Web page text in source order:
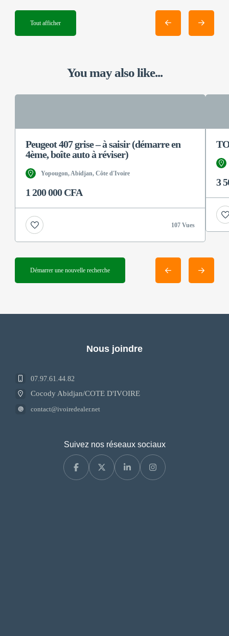
Tout afficher
You may also like...
Peugeot 407 grise – à saisir (démarre en
4ème, boîte auto à réviser)
Yopougon, Abidjan, Côte d'Ivoire
1 200 000 CFA
107 Vues
3
Démarrer une nouvelle recherche
Nous joindre
07.97.61.44.82
Cocody Abidjan/COTE D'IVOIRE
contact@ivoiredealer.net
Suivez nos réseaux sociaux